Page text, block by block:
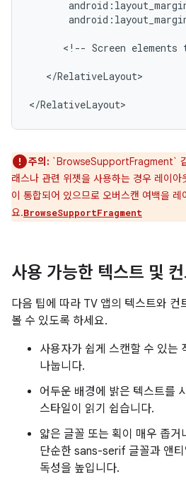
<!-- Screen elements
</RelativeLayout>
</RelativeLayout>
주의: `BrowseSupportFragment`
래스나 관련 위젯을 사용하는 경우 레이
이 통합되어 있으므로 오버스캔 여백을 레
요.BrowseSupportFragment
사용 가능한 텍스트 및
다음 팁에 따라 TV 앱의 텍스트와 컨
볼 수 있도록 하세요.
사용자가 쉽게 스캔할 수 있는
나눕니다.
어두운 배경에 밝은 텍스트를
스타일이 읽기 쉽습니다.
얇은 글꼴 또는 획이 매우 좁
단순한 sans-serif 글꼴과 앤
독성을 높입니다.